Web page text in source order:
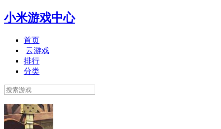
小米游戏中心
首页
云游戏
排行
分类